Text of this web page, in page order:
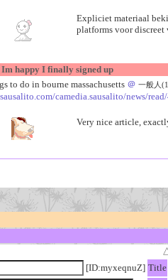
Expliciet materiaal
platforms voor discreet
happy I finally signed up
to do in bourne massachusetts ＠ 一般人
camedia.sausalito/news/
Very nice article,
[ID:myxeqnuZ] Title